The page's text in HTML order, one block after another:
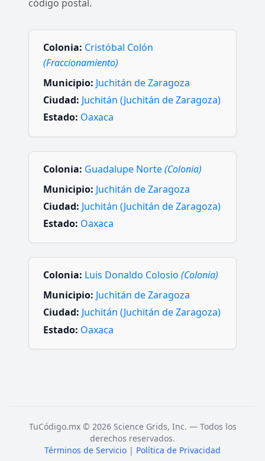
código postal.
Colonia: Cristóbal Colón
(Fraccionamiento)
Municipio: Juchitán de Zaragoza
Ciudad: Juchitán (Juchitán de Zaragoza)
Estado: Oaxaca
Colonia: Guadalupe Norte(Colonia)
Municipio: Juchitán de Zaragoza
Ciudad: Juchitán (Juchitán de Zaragoza)
Estado: Oaxaca
Colonia: Luis Donaldo Colosio (Colonia)
Municipio: Juchitán de Zaragoza
Ciudad: Juchitán (Juchitán de Zaragoza)
Estado: Oaxaca
TuCódigo.mx © 2026 Science Grids, Inc. — Todos los
derechos reservados.
Términos de Servicio | Política de Privacidad